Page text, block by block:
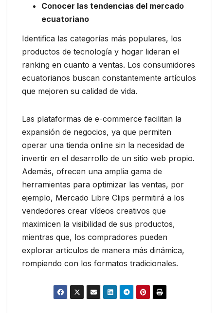
Conocer las tendencias del mercado
ecuatoriano
Identifica las categorías más populares, los
productos de tecnología y hogar lideran el
ranking en cuanto a ventas. Los consumidores
ecuatorianos buscan constantemente artículos
que mejoren su calidad de vida.
Las plataformas de e-commerce facilitan la
expansión de negocios, ya que permiten
operar una tienda online sin la necesidad de
invertir en el desarrollo de un sitio web propio.
Además, ofrecen una amplia gama de
herramientas para optimizar las ventas, por
ejemplo, Mercado Libre Clips permitirá a los
vendedores crear vídeos creativos que
maximicen la visibilidad de sus productos,
mientras que, los compradores pueden
explorar artículos de manera más dinámica,
rompiendo con los formatos tradicionales.